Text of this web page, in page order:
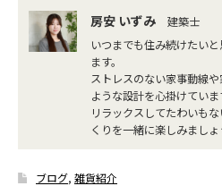
房安 いずみ
建築士
いつまでも住み続けたい
ます。
ストレスのない家事動線
ような設計を心掛けていま
リラックスしてたわいも
くりを一緒に楽しみましょ
ブログ, 雑貨紹介